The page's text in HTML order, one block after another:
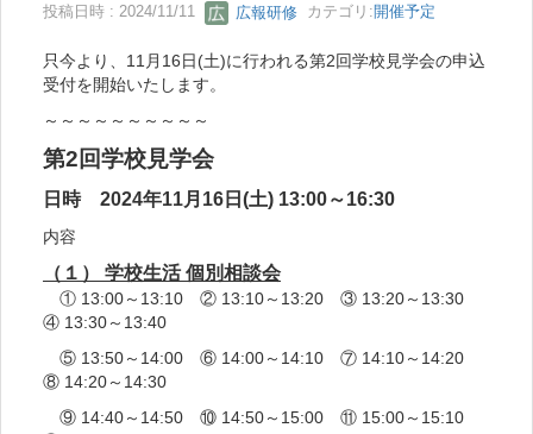
投稿日時 : 2024/11/11 広報研修 カテゴリ:開催予定
只今より、11月16日(土)に行われる第2回学校見学会の申込
受付を開始いたします。
～～～～～～～～～～
第2回学校見学会
日時 2024年11月16日(土) 13:00～16:30
内容
（１） 学校生活 個別相談会
① 13:00～13:10 ② 13:10～13:20 ③ 13:20～13:30
④ 13:30～13:40
⑤ 13:50～14:00 ⑥ 14:00～14:10 ⑦ 14:10～14:20
⑧ 14:20～14:30
⑨ 14:40～14:50 ⑩ 14:50～15:00 ⑪ 15:00～15:10